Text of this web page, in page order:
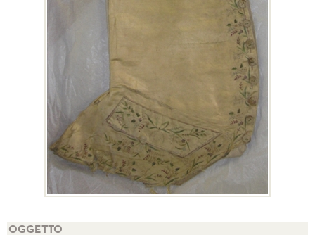
OGGETTO